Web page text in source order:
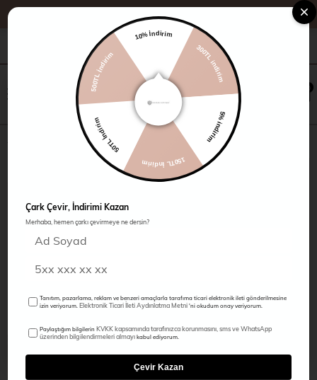
+90 216 485 60 90 Kampanyalar
0
10% İndirim
300TL indirim
5% indirim
150TL İndirim
50TL İndirim
500TL İndirim
Çark Çevir, İndirimi Kazan
Merhaba, hemen çarkı çevirmeye ne dersin?
Tanıtım, pazarlama, reklam ve benzeri amaçlarla tarafıma ticari elektronik ileti gönderilmesine
izin veriyorum.Elektronik Ticari İleti Aydınlatma Metni'ni okudum onay veriyorum.
Paylaştığım bilgilerinKVKK kapsamında tarafınızca korunmasını, sms ve WhatsApp
üzerinden bilgilendirmeleri almayıkabul ediyorum.
Çevir Kazan